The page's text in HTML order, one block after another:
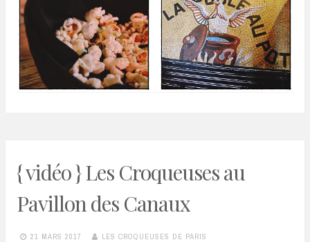
{ vidéo } Les Croqueuses au
Pavillon des Canaux
21 MARS 2017 LES CROQUEUSES DE PARIS